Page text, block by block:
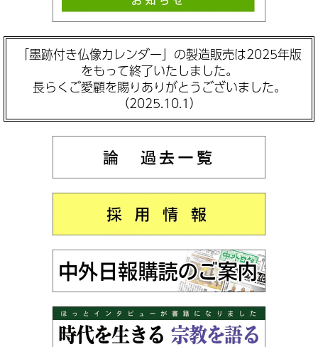
「墨跡付き仏像カレンダー」の製造販売は2025年版
をもって終了いたしました。
長らくご愛顧を賜りありがとうございました。
（2025.10.1）